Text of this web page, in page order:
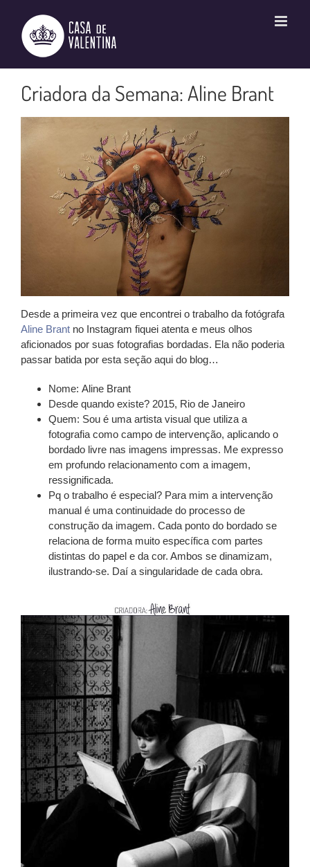
conteúdo
Criadora da Semana: Aline Brant
Desde a primeira vez que encontrei o trabalho da fotógrafa
Aline Brant no Instagram fiquei atenta e meus olhos
aficionados por suas fotografias bordadas. Ela não poderia
passar batida por esta seção aqui do blog…
Nome: Aline Brant
Desde quando existe? 2015, Rio de Janeiro
Quem: Sou é uma artista visual que utiliza a
fotografia como campo de intervenção, aplicando o
bordado livre nas imagens impressas. Me expresso
em profundo relacionamento com a imagem,
ressignificada.
Pq o trabalho é especial? Para mim a intervenção
manual é uma continuidade do processo de
construção da imagem. Cada ponto do bordado se
relaciona de forma muito específica com partes
distintas do papel e da cor. Ambos se dinamizam,
ilustrando-se. Daí a singularidade de cada obra.